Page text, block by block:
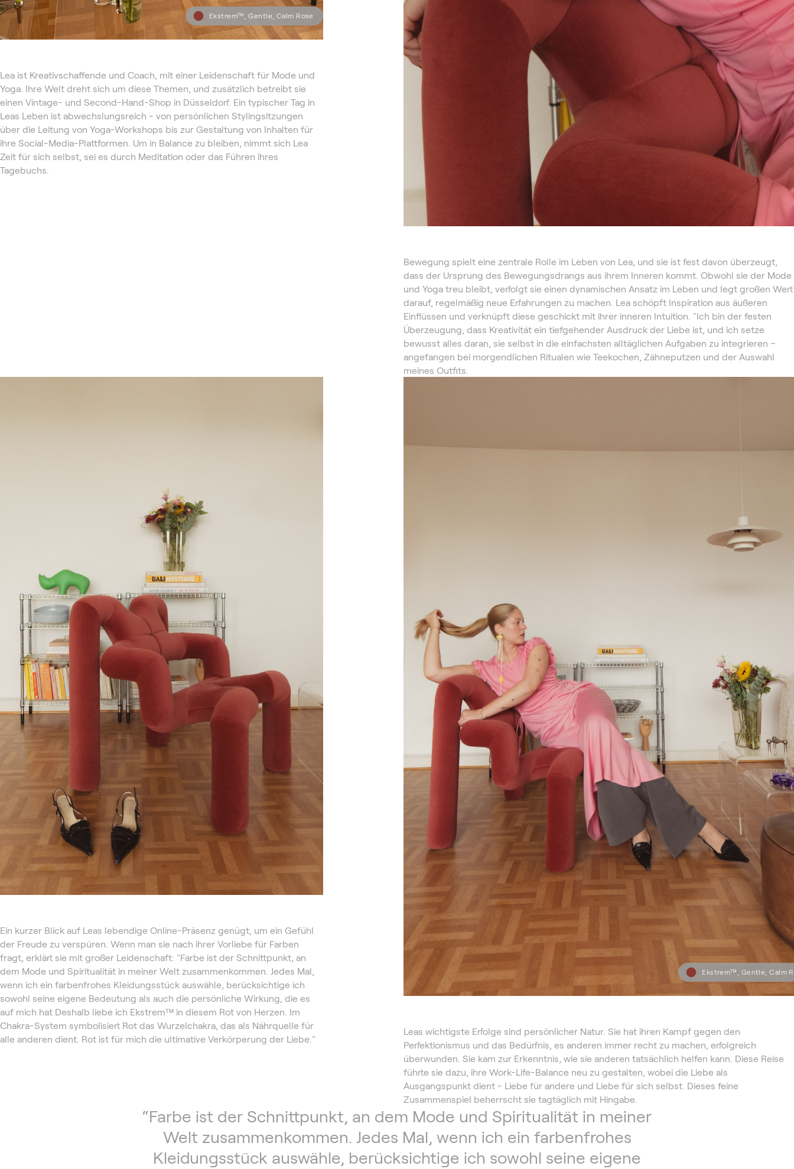
Ekstrem™, Gentle, Calm Rose
Lea ist Kreativschaffende und Coach, mit einer Leidenschaft für Mode und
Yoga. Ihre Welt dreht sich um diese Themen, und zusätzlich betreibt sie
einen Vintage- und Second-Hand-Shop in Düsseldorf. Ein typischer Tag in
Leas Leben ist abwechslungsreich - von persönlichen Stylingsitzungen
über die Leitung von Yoga-Workshops bis zur Gestaltung von Inhalten für
ihre Social-Media-Plattformen. Um in Balance zu bleiben, nimmt sich Lea
Zeit für sich selbst, sei es durch Meditation oder das Führen ihres
Tagebuchs.
Bewegung spielt eine zentrale Rolle im Leben von Lea, und sie ist fest davon überzeugt,
dass der Ursprung des Bewegungsdrangs aus ihrem Inneren kommt. Obwohl sie der Mode
und Yoga treu bleibt, verfolgt sie einen dynamischen Ansatz im Leben und legt großen Wert
darauf, regelmäßig neue Erfahrungen zu machen. Lea schöpft Inspiration aus äußeren
Einflüssen und verknüpft diese geschickt mit ihrer inneren Intuition. "Ich bin der festen
Überzeugung, dass Kreativität ein tiefgehender Ausdruck der Liebe ist, und ich setze
bewusst alles daran, sie selbst in die einfachsten alltäglichen Aufgaben zu integrieren –
angefangen bei morgendlichen Ritualen wie Teekochen, Zähneputzen und der Auswahl
meines Outfits.
Ein kurzer Blick auf Leas lebendige Online-Präsenz genügt, um ein Gefühl
der Freude zu verspüren. Wenn man sie nach ihrer Vorliebe für Farben
fragt, erklärt sie mit großer Leidenschaft: "Farbe ist der Schnittpunkt, an
dem Mode und Spiritualität in meiner Welt zusammenkommen. Jedes Mal,
wenn ich ein farbenfrohes Kleidungsstück auswähle, berücksichtige ich
sowohl seine eigene Bedeutung als auch die persönliche Wirkung, die es
auf mich hat Deshalb liebe ich Ekstrem™ in diesem Rot von Herzen. Im
Chakra-System symbolisiert Rot das Wurzelchakra, das als Nährquelle für
alle anderen dient. Rot ist für mich die ultimative Verkörperung der Liebe."
Ekstrem™, Gentle, Calm
Leas wichtigste Erfolge sind persönlicher Natur. Sie hat ihren Kampf gegen den
Perfektionismus und das Bedürfnis, es anderen immer recht zu machen, erfolgreich
überwunden. Sie kam zur Erkenntnis, wie sie anderen tatsächlich helfen kann. Diese Reise
führte sie dazu, ihre Work-Life-Balance neu zu gestalten, wobei die Liebe als
Ausgangspunkt dient - Liebe für andere und Liebe für sich selbst. Dieses feine
Zusammenspiel beherrscht sie tagtäglich mit Hingabe.
“Farbe ist der Schnittpunkt, an dem Mode und Spiritualität in meiner
Welt zusammenkommen. Jedes Mal, wenn ich ein farbenfrohes
Kleidungsstück auswähle, berücksichtige ich sowohl seine eigene